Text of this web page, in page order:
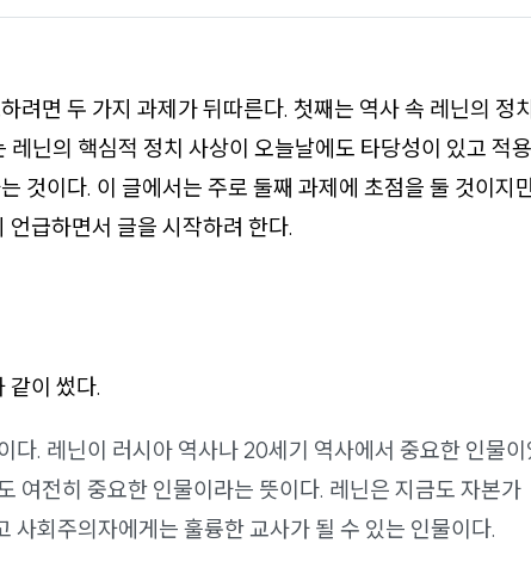
려면 두 가지 과제가 뒤따른다. 첫째는 역사 속 레닌의 정
레닌의 핵심적 정치 사상이 오늘날에도 타당성이 있고 적용
것이다. 이 글에서는 주로 둘째 과제에 초점을 둘 것이지
언급하면서 글을 시작하려 한다.
같이 썼다.
다. 레닌이 러시아 역사나 20세기 역사에서 중요한 인물
여전히 중요한 인물이라는 뜻이다. 레닌은 지금도 자본가
사회주의자에게는 훌륭한 교사가 될 수 있는 인물이다.